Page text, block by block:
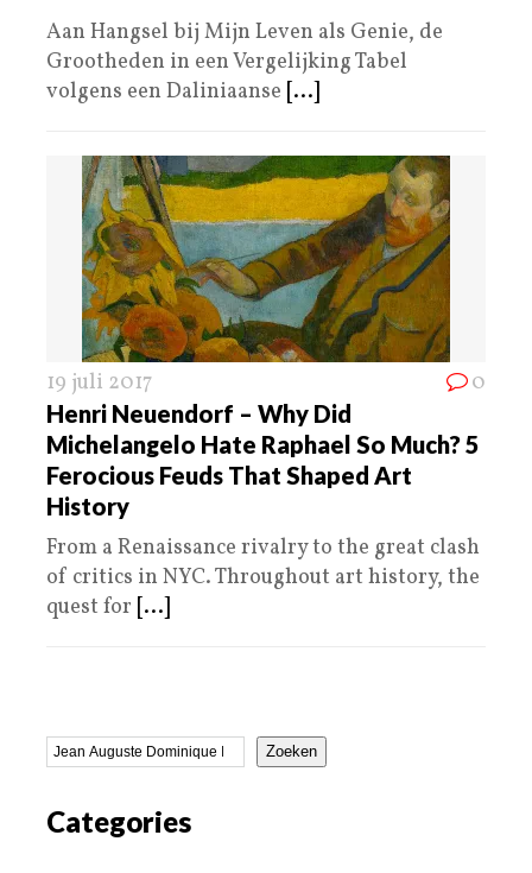
Aan Hangsel bij Mijn Leven als Genie, de
Grootheden in een Vergelijking Tabel
volgens een Daliniaanse [...]
19 juli 2017 0
Henri Neuendorf – Why Did
Michelangelo Hate Raphael So Much? 5
Ferocious Feuds That Shaped Art
History
From a Renaissance rivalry to the great clash
of critics in NYC. Throughout art history, the
quest for [...]
Zoeken
Categories